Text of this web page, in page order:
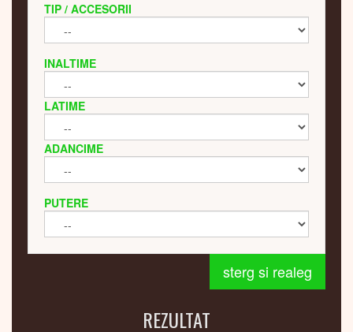
TIP / ACCESORII
INALTIME
LATIME
ADANCIME
PUTERE
sterg si realeg
REZULTAT